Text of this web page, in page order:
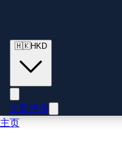
🇭🇰HKD
立即咨询
主页